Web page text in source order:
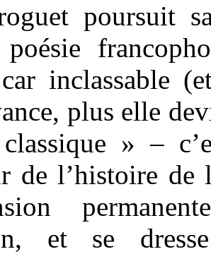
poursuit
inclassable
plus elle
» –
de l’histoire de
et se